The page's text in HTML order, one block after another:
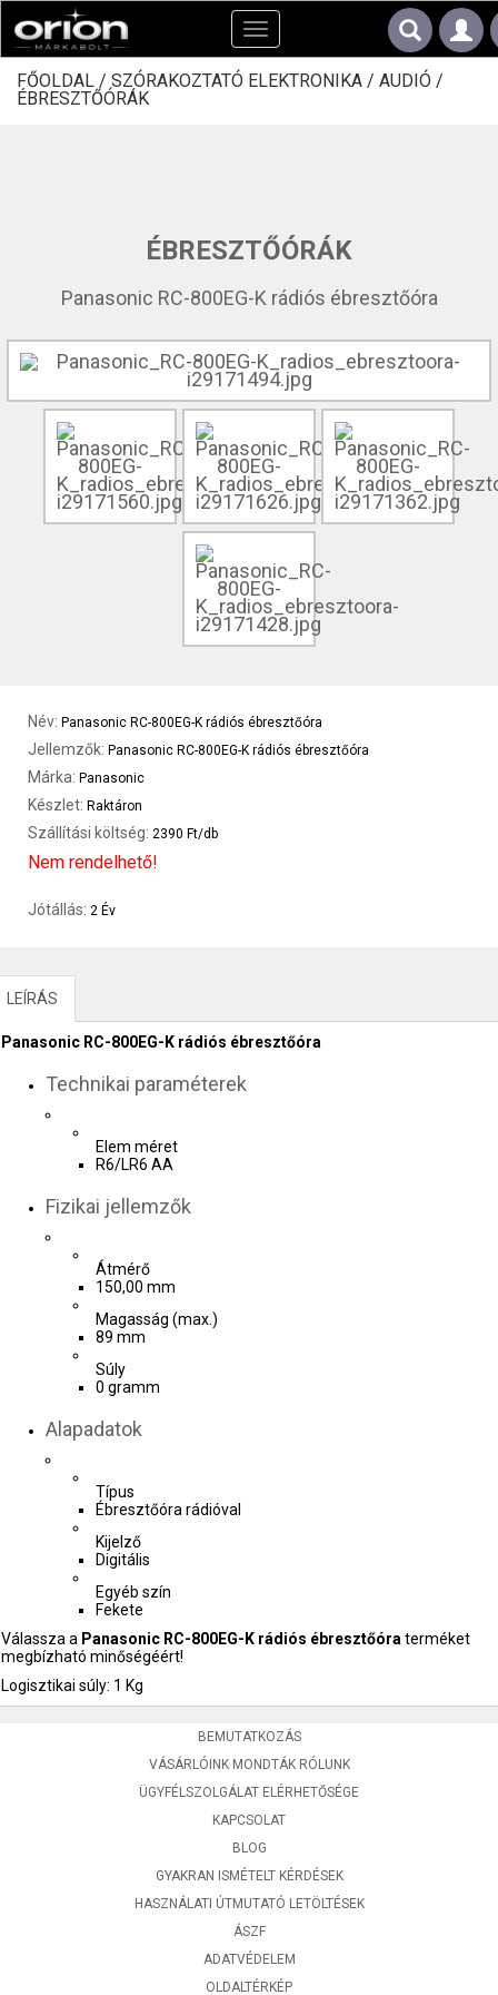
Toggle
navigation
FŐOLDAL / SZÓRAKOZTATÓ ELEKTRONIKA / AUDIÓ /
ÉBRESZTŐÓRÁK
ÉBRESZTŐÓRÁK
Panasonic RC-800EG-K rádiós ébresztőóra
Név: Panasonic RC-800EG-K rádiós ébresztőóra
Jellemzők: Panasonic RC-800EG-K rádiós ébresztőóra
Márka: Panasonic
Készlet: Raktáron
Szállítási költség: 2390 Ft/db
Nem rendelhető!
Jótállás: 2 Év
LEÍRÁS
Panasonic RC-800EG-K rádiós ébresztőóra
Technikai paraméterek
Elem méret
R6/LR6 AA
Fizikai jellemzők
Átmérő
150,00 mm
Magasság (max.)
89 mm
Súly
0 gramm
Alapadatok
Típus
Ébresztőóra rádióval
Kijelző
Digitális
Egyéb szín
Fekete
Válassza a Panasonic RC-800EG-K rádiós ébresztőóra terméket
megbízható minőségéért!
Logisztikai súly: 1 Kg
BEMUTATKOZÁS
VÁSÁRLÓINK MONDTÁK RÓLUNK
ÜGYFÉLSZOLGÁLAT ELÉRHETŐSÉGE
KAPCSOLAT
BLOG
GYAKRAN ISMÉTELT KÉRDÉSEK
HASZNÁLATI ÚTMUTATÓ LETÖLTÉSEK
ÁSZF
ADATVÉDELEM
OLDALTÉRKÉP